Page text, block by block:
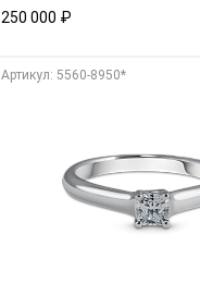
250 000 ₽
Aртикул: 5560-8950*